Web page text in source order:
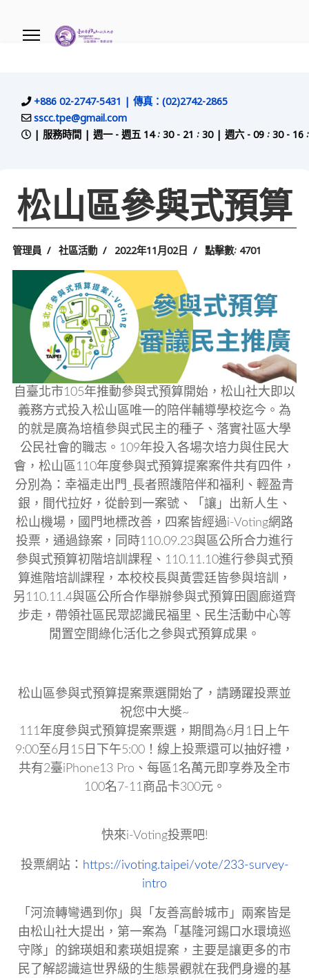
+886 02-2747-5431 | 傳真：(02)2742-2865
sscc.tpe@gmail.com
| 服務時間 | 週一 - 週五 14 : 30 - 21 : 30 | 週六 - 09 : 30 - 16
松山區參與式預算
管理員 社區活動 2022年11月02日 點擊數: 4701
自臺北市105年推動參與式預算開始，松山社大即以
義務方式投入松山區唯一的陪伴輔導學校迄今。為
的就是廣為培植參與式民主的種子、落實社區大學
公民社會的職志。109年投入各場次培力與住民大
會，松山區110年度參與式預算提案案件共有四件，
分別為：幸福走出門_長者照護陪伴和福利、輕盈青
銀，間代拉好，從齡到一案號、「讓」出新人生、
松山機場，國門地標改善，四案皆經過i-Voting網路
投票，通過錄案，同時110.09.23與區公所合力進行
參與式預算初階培訓課程、110.11.10進行參與式預
算進階培訓課程，本校校長與黃雲廷皆參與培訓，
另110.11.4與區公所合作舉辦參與式預算田園廊道齊
步走，帶領社區民眾認識民福里、民生活動中心等
閒置空間綠化活化之參與式預算成果。
松山區參與式預算提案票選開始了，請踴躍投票並
祝您中大奬~
111年度參與式預算提案票選，期間為6月1日上午
9:00至6月15日下午5:00！線上投票還可以抽好禮，
共有2臺iPhone13 Pro、每區1名萬元即享券及全市
100名7-11商品卡300元。
快來i-Voting投票吧!
投票網站： https://ivoting.taipei/vote/233-survey-
intro
「河流轉彎遇到你」與「友善高齡城市」兩案皆是
由松山社大提出，第一案為「基隆河錫口水環境巡
守隊」的錦瑛姐和素瑛姐提案，主要是讓更多的市
民了解認識這世界級的生態景觀就在我們身邊的基